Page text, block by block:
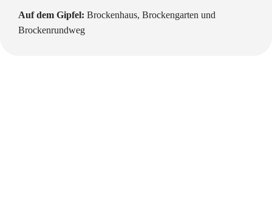
Auf dem Gipfel: Brockenhaus, Brockengarten und
Brockenrundweg